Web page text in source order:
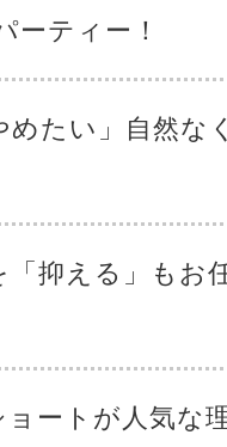
ーティー！
めたい」自然な
「抑える」もお
ョートが人気な